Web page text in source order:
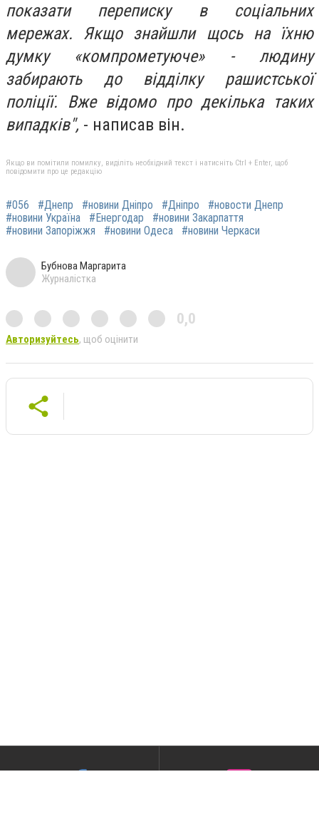
показати переписку в соціальних
мережах. Якщо знайшли щось на їхню
думку «компрометуюче» - людину
забирають до відділку рашистської
поліції. Вже відомо про декілька таких
випадків", - написав він.
Якщо ви помітили помилку, виділіть необхідний текст і натисніть Ctrl + Enter, щоб
повідомити про це редакцію
#056 #Днепр #новини Дніпро #Дніпро
#новости Днепр
#новини Україна
#Енергодар
#новини Закарпаття
#новини Запоріжжя
#новини Одеса #новини Черкаси
Бубнова Маргарита
Журналістка
0,0
Авторизуйтесь, щоб оцінити